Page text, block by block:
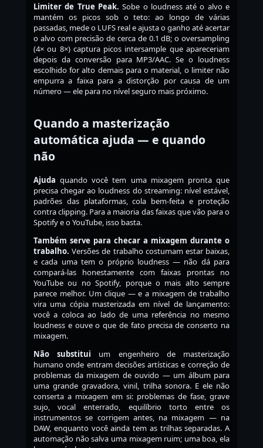
Limiter de True Peak. Sobe o loudness até o alvo e
mantém os picos sob o teto: ao longo de várias
passadas, mede o LUFS real e ajusta o ganho até acertar
o alvo com precisão de cerca de 0.1 dB; o oversampling
(4× ou 8×) captura picos intersample que apareceriam
depois da conversão para MP3/AAC. Se o loudness
escolhido for alto demais para o material, o limiter não
empurra a faixa para a distorção por causa de um
número — ele para no nível seguro mais próximo.
Quando a masterização
automática ajuda — e quando
não
Ajuda quando você tem uma mixagem pronta que
precisa chegar ao loudness do streaming: nível estável,
padrões das plataformas, cola bem-feita e proteção
contra clipping. Para a maioria das faixas que vão para o
Spotify e o YouTube, isso basta.
Também serve para checar a mixagem durante o
trabalho. Versões de trabalho costumam estar baixas,
e cada uma tem o próprio loudness — não dá para
compará-las honestamente com faixas prontas no
YouTube ou no Spotify, porque o mais alto sempre
parece melhor. Um clique — e a mixagem de trabalho
vira uma cópia masterizada em nível de lançamento:
você a coloca ao lado de uma referência no mesmo
loudness e ouve o que de fato precisa de conserto na
mixagem.
Não substitui um engenheiro de masterização
humano onde entram decisões artísticas e correção de
problemas da mixagem de ouvido — um álbum para
uma grande gravadora, vinil, trilha sonora. E ele não
conserta a mixagem em si: problemas de fase, grave
sujo, vocal enterrado, equilíbrio torto entre os
instrumentos se corrigem antes, na mixagem — na
DAW, enquanto você ainda tem as trilhas separadas. A
automação não salva uma mixagem ruim; uma boa, ela